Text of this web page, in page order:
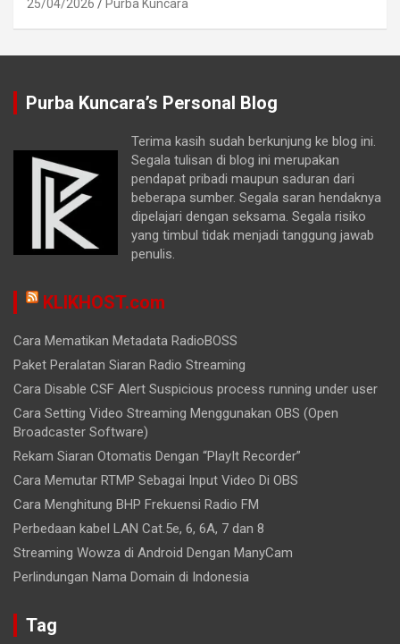
25/04/2026 Purba Kuncara
Purba Kuncara’s Personal Blog
Terima kasih sudah berkunjung ke blog ini.
Segala tulisan di blog ini merupakan
pendapat pribadi maupun saduran dari
beberapa sumber. Segala saran hendaknya
dipelajari dengan seksama. Segala risiko
yang timbul tidak menjadi tanggung jawab
penulis.
KLIKHOST.com
Cara Mematikan Metadata RadioBOSS
Paket Peralatan Siaran Radio Streaming
Cara Disable CSF Alert Suspicious process running under user
Cara Setting Video Streaming Menggunakan OBS (Open
Broadcaster Software)
Rekam Siaran Otomatis Dengan “PlayIt Recorder”
Cara Memutar RTMP Sebagai Input Video Di OBS
Cara Menghitung BHP Frekuensi Radio FM
Perbedaan kabel LAN Cat.5e, 6, 6A, 7 dan 8
Streaming Wowza di Android Dengan ManyCam
Perlindungan Nama Domain di Indonesia
Tag